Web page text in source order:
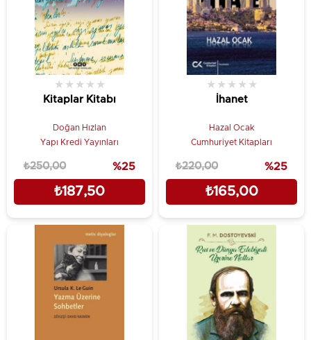
Kitaplar Kitabı
★ ★ ★ ★ ★
Doğan Hızlan
Yapı Kredi Yayınları
₺187,50
₺250,00 %25
İhanet
★ ★ ★ ★ ★
Hazal Ocak
Cumhuriyet Kitapları
₺165,00
₺220,00 %25